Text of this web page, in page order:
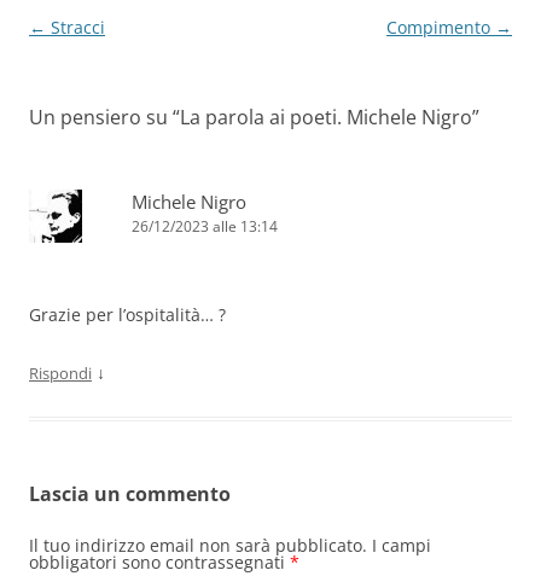
Navigazione
← Stracci Compimento →
Un pensiero su “La parola ai poeti. Michele Nigro”
Michele Nigro
26/12/2023 alle 13:14
Grazie per l’ospitalità… ?
Rispondi ↓
Lascia un commento
Il tuo indirizzo email non sarà pubblicato. I campi
obbligatori sono contrassegnati *